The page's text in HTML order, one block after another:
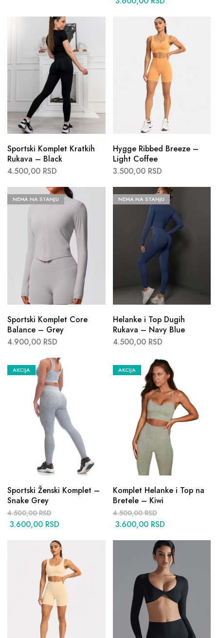
Sportski Komplet Kratkih
Rukava – Black
4.500,00 RSD
Hygge Ribbed Breeze –
Light Coffee
3.500,00 RSD
NEMA NA STANJU
Sportski Komplet Core
Balance – Grey
4.900,00 RSD
NEMA NA STANJU
Helanke i Top Dugih
Rukava – Navy Blue
4.500,00 RSD
AKCIJA
Sportski Ženski Komplet –
Snake Grey
4.500,00RSD
3.600,00 RSD
AKCIJA
Komplet Helanke i Top na
Bretele – Kiwi
4.500,00RSD
3.600,00 RSD